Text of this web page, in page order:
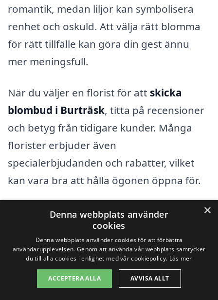
romantik, medan liljor kan symbolisera
renhet och oskuld. Att välja rätt blomma
för rätt tillfälle kan göra din gest ännu
mer meningsfull.
När du väljer en florist för att skicka
blombud i Burträsk, titta på recensioner
och betyg från tidigare kunder. Många
florister erbjuder även
specialerbjudanden och rabatter, vilket
kan vara bra att hålla ögonen öppna för.
Sammanfattningsvis finns det en mängd
tillfällen då du kan och bör skicka
blombud i Burträsk, oavsett om det
handlar om att fira en stor händelse eller
bara för att sprida glädje i vardagen. Med
×
Denna webbplats använder
cookies
Denna webbplats använder cookies för att förbättra
användarupplevelsen. Genom att använda vår webbplats samtycker
du till alla cookies i enlighet med vår cookiepolicy. Läs mer
ACCEPTERA ALLA AVVISA ALLT